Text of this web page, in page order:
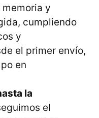
y
cumpliendo
y
el primer envío,
en
la
el